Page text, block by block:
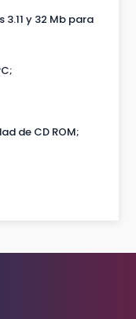
y 32 Mb para
de CD ROM;